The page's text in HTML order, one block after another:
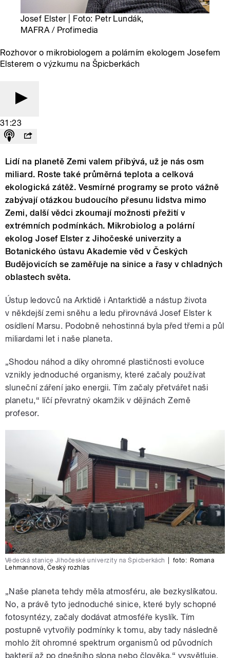
Josef Elster | Foto: Petr Lundák,
MAFRA / Profimedia
Rozhovor o mikrobiologem a polárním ekologem Josefem
Elsterem o výzkumu na Špicberkách
31:23
Lidí na planetě Zemi valem přibývá, už je nás osm
miliard. Roste také průměrná teplota a celková
ekologická zátěž. Vesmírné programy se proto vážně
zabývají otázkou budoucího přesunu lidstva mimo
Zemi, další vědci zkoumají možnosti přežití v
extrémních podmínkách. Mikrobiolog a polární
ekolog Josef Elster z Jihočeské univerzity a
Botanického ústavu Akademie věd v Českých
Budějovicích se zaměřuje na sinice a řasy v chladných
oblastech světa.
Ústup ledovců na Arktidě i Antarktidě a nástup života
v někdejší zemi sněhu a ledu přirovnává Josef Elster k
osídlení Marsu. Podobně nehostinná byla před třemi a půl
miliardami let i naše planeta.
„Shodou náhod a díky ohromné plastičnosti evoluce
vznikly jednoduché organismy, které začaly používat
sluneční záření jako energii. Tím začaly přetvářet naši
planetu,“ líčí převratný okamžik v dějinách Země
profesor.
Vědecká stanice Jihočeské univerzity na Špicberkách foto: Romana
Lehmannová, Český rozhlas
„Naše planeta tehdy měla atmosféru, ale bezkyslíkatou.
No, a právě tyto jednoduché sinice, které byly schopné
fotosyntézy, začaly dodávat atmosféře kyslík. Tím
postupně vytvořily podmínky k tomu, aby tady následně
mohlo žít ohromné spektrum organismů od původních
bakterií až po dnešního slona nebo člověka,“ vysvětluje.